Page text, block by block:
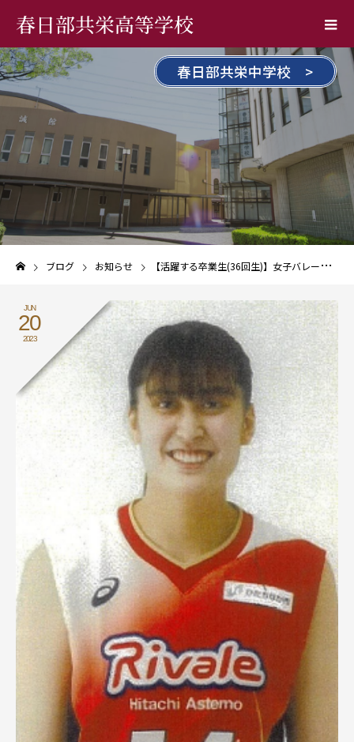
春日部共栄高等学校
春日部共栄中学校 >
ブログ お知らせ 【活躍する卒業生(36回生)】女子バレーボール部卒業生 入澤まい選手 日本代表に選出！
JUN
20
2023